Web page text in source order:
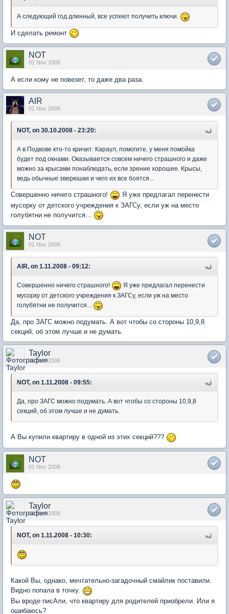
А следующий год длинный, все успеют получить ключи.
И сделать ремонт
NOT
01 Nov 2008
А если кому не повезет, то даже два раза.
AlR
01 Nov 2008
NOT, on 30.10.2008 - 23:20:
А в Подкове кто-то кричит: Караул, помогите, у меня помойка
будет под окнами. Оказывается совсем ничего страшного и даже
можно за крысами понаблюдать, если зрение хорошее. Крысы,
ведь обычные зверюшки и чего их все боятся...
Совершенно ничего страшного!
Я уже предлагал перенести
мусорку от детского учреждения к ЗАГСу, если уж на место
голубятни не получится...
NOT
01 Nov 2008
AlR, on 1.11.2008 - 09:12:
Совершенно ничего страшного!
Я уже предлагал перенести
мусорку от детского учреждения к ЗАГСу, если уж на место
голубятни не получится...
Да, про ЗАГС можно подумать. А вот чтобы со стороны 10,9,8
секций, об этом лучше и не думать.
Taylor
01 Nov 2008
NOT, on 1.11.2008 - 09:55:
Да, про ЗАГС можно подумать. А вот чтобы со стороны 10,9,8
секций, об этом лучше и не думать.
А Вы купили квартиру в одной из этих секций???
NOT
01 Nov 2008
Taylor
01 Nov 2008
NOT, on 1.11.2008 - 10:30:
Какой Вы, однако, мечтательно-загадочный смайлик поставили.
Видно попала в точку.
Вы вроде писАли, что квартиру для родителей приобрели. Или я
ошибаюсь?